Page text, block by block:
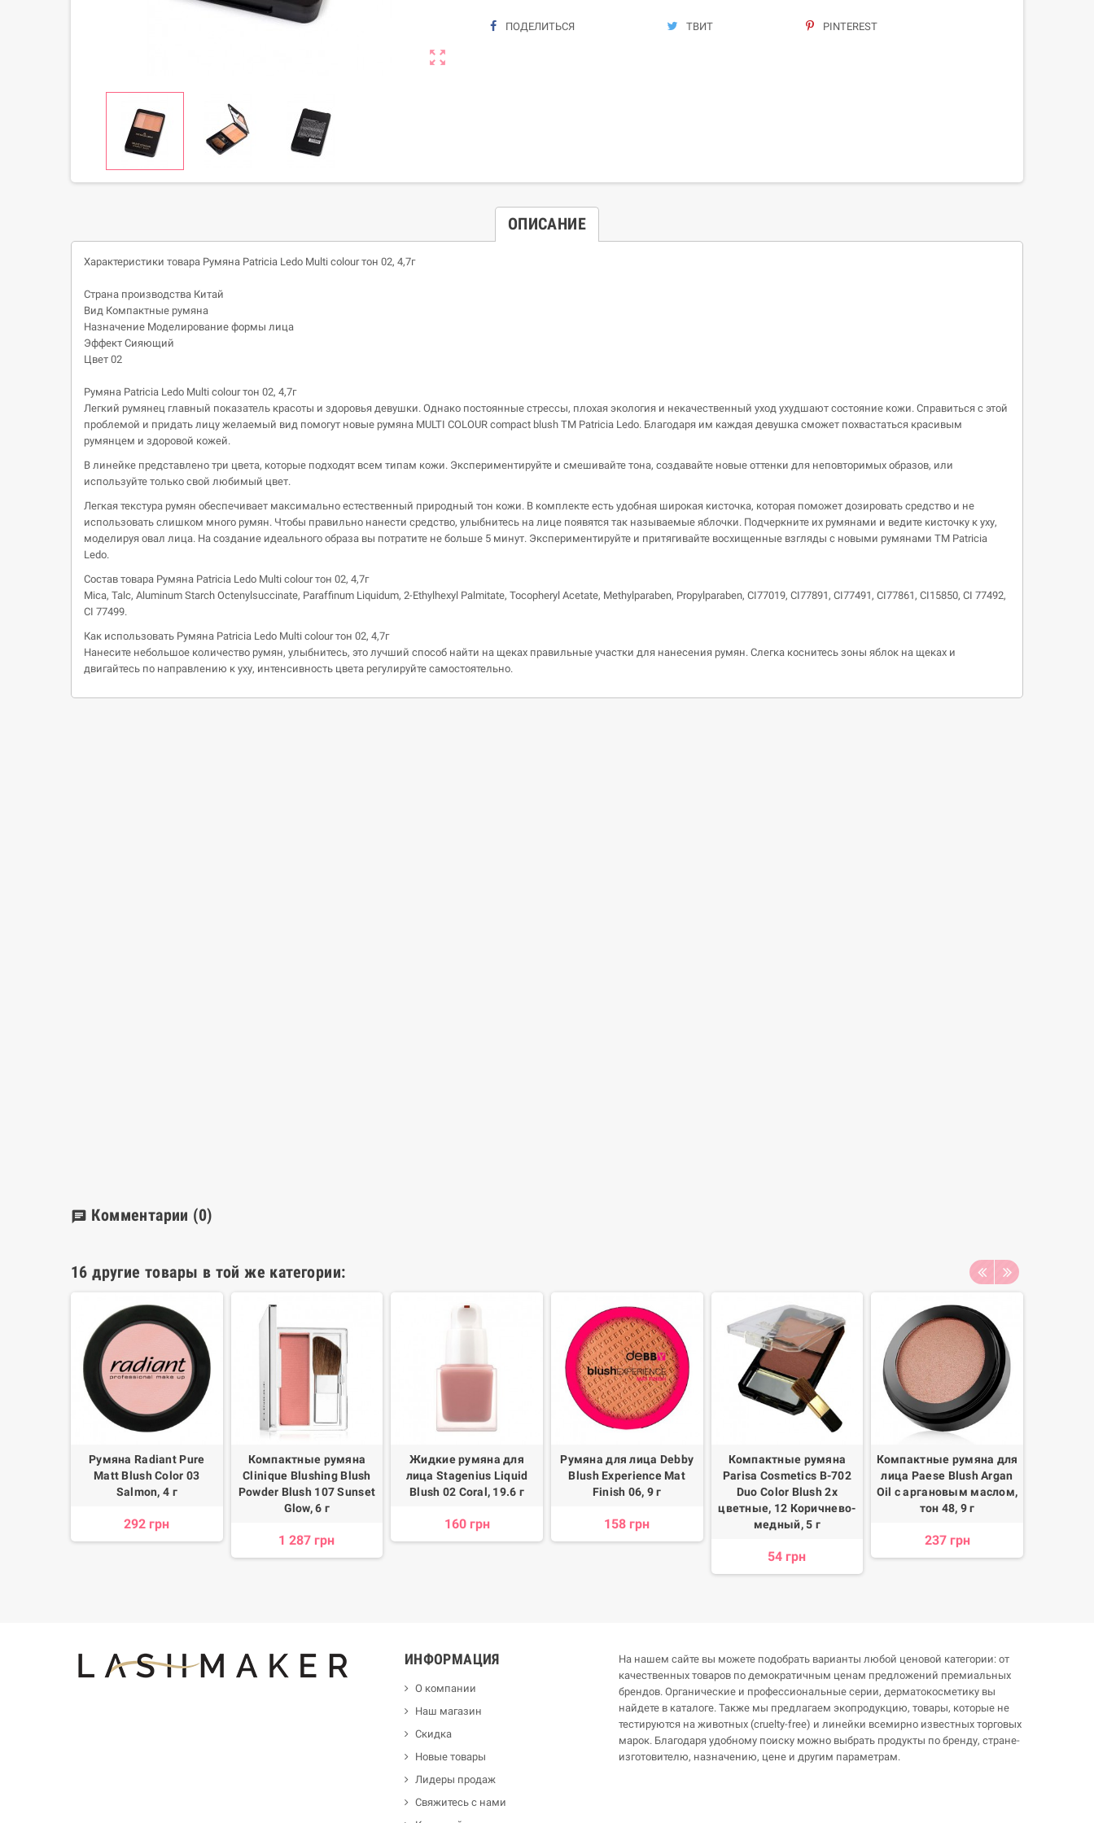
zoom_out_map
ПОДЕЛИТЬСЯ ТВИТ PINTEREST
ОПИСАНИЕ
Характеристики товара Румяна Patricia Ledo Multi colour тон 02, 4,7г
Страна производства Китай
Вид Компактные румяна
Назначение Моделирование формы лица
Эффект Сияющий
Цвет 02
Румяна Patricia Ledo Multi colour тон 02, 4,7г
Легкий румянец главный показатель красоты и здоровья девушки. Однако постоянные стрессы, плохая экология и некачественный уход ухудшают состояние кожи. Справиться с этой
проблемой и придать лицу желаемый вид помогут новые румяна MULTI COLOUR compact blush ТМ Patricia Ledo. Благодаря им каждая девушка сможет похвастаться красивым
румянцем и здоровой кожей.
В линейке представлено три цвета, которые подходят всем типам кожи. Экспериментируйте и смешивайте тона, создавайте новые оттенки для неповторимых образов, или
используйте только свой любимый цвет.
Легкая текстура румян обеспечивает максимально естественный природный тон кожи. В комплекте есть удобная широкая кисточка, которая поможет дозировать средство и не
использовать слишком много румян. Чтобы правильно нанести средство, улыбнитесь на лице появятся так называемые яблочки. Подчеркните их румянами и ведите кисточку к уху,
моделируя овал лица. На создание идеального образа вы потратите не больше 5 минут. Экспериментируйте и притягивайте восхищенные взгляды с новыми румянами ТМ Patricia
Ledo.
Состав товара Румяна Patricia Ledo Multi colour тон 02, 4,7г
Mica, Talc, Aluminum Starch Octenylsuccinate, Paraffinum Liquidum, 2-Ethylhexyl Palmitate, Tocopheryl Acetate, Methylparaben, Propylparaben, CI77019, CI77891, CI77491, CI77861, CI15850, CI 77492,
CI 77499.
Как использовать Румяна Patricia Ledo Multi colour тон 02, 4,7г
Нанесите небольшое количество румян, улыбнитесь, это лучший способ найти на щеках правильные участки для нанесения румян. Слегка коснитесь зоны яблок на щеках и
двигайтесь по направлению к уху, интенсивность цвета регулируйте самостоятельно.
chat Комментарии (0)
16 другие товары в той же категории:
Румяна Radiant Pure
Matt Blush Color 03
Salmon, 4 г
292 грн
Компактные румяна
Clinique Blushing Blush
Powder Blush 107 Sunset
Glow, 6 г
1 287 грн
Жидкие румяна для
лица Stagenius Liquid
Blush 02 Coral, 19.6 г
160 грн
Румяна для лица Debby
Blush Experience Mat
Finish 06, 9 г
158 грн
Компактные румяна
Parisa Cosmetics В-702
Duo Color Blush 2х
цветные, 12 Коричнево-
медный, 5 г
54 грн
Компактные румяна для
лица Paese Blush Argan
Oil с аргановым маслом,
тон 48, 9 г
237 грн
ИНФОРМАЦИЯ
О компании
Наш магазин
Скидка
Новые товары
Лидеры продаж
Свяжитесь с нами
На нашем сайте вы можете подобрать варианты любой ценовой категории: от
качественных товаров по демократичным ценам предложений премиальных
брендов. Органические и профессиональные серии, дерматокосметику вы
найдете в каталоге. Также мы предлагаем экопродукцию, товары, которые не
тестируются на животных (cruelty-free) и линейки всемирно известных торговых
марок. Благодаря удобному поиску можно выбрать продукты по бренду, стране-
изготовителю, назначению, цене и другим параметрам.